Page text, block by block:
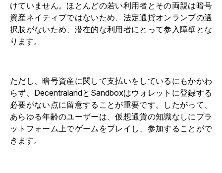
けていません。ほとんどの若い利用者とその両親は暗号
資産ネイティブではないため、法定通貨オンランプの選
択肢がないため、潜在的な利用者にとって参入障壁とな
ります。
ただし、暗号資産に関して支払いをしているにもかかわ
らず、DecentralandとSandboxはウォレットに登録する
必要がない点に留意することが重要です。したがって、
あらゆる年齢のユーザーは、仮想通貨の知識なしにプラ
ットフォーム上でゲームをプレイし、参加することがで
きます。